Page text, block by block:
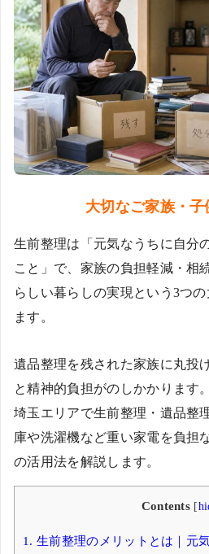
大切なご家族・子
生前整理は「元気なうちに自分
こと」で、家族の負担軽減・相
らしい暮らしの実現という3つ
ます。
遺品整理を残された家族に丸投
と精神的負担がのしかかります
埼玉エリアで生前整理・遺品整
庫や洗濯機など重い家電を負担
の活用法を解説します。
Contents [
1. 生前整理のメリットとは｜元